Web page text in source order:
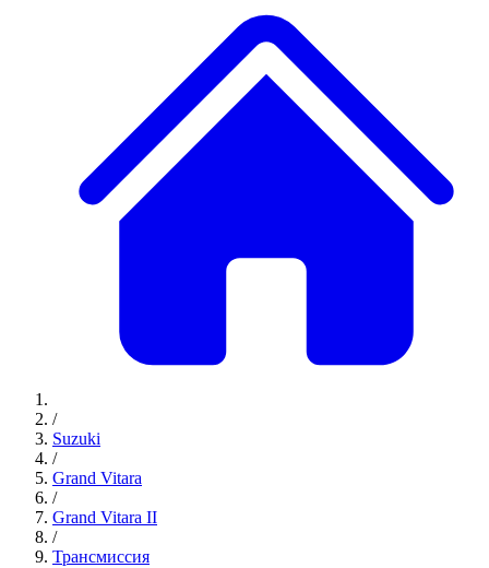
/
Suzuki
/
Grand Vitara
/
Grand Vitara II
/
Трансмиссия